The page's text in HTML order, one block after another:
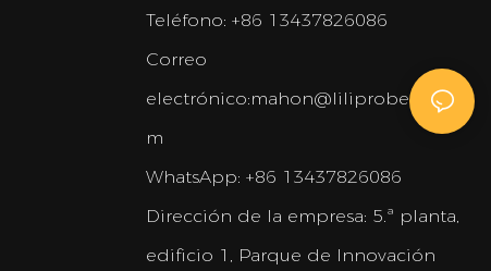
Teléfono: +86 13437826086
Correo
electrónico:mahon@liliprobeauty.co
m
WhatsApp: +86 13437826086
Dirección de la empresa: 5.ª planta,
edificio 1, Parque de Innovación